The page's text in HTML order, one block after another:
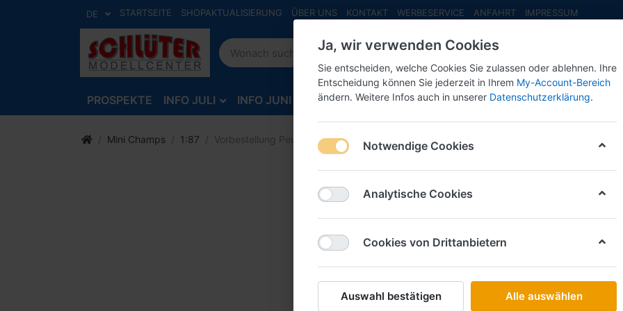
DE STARTSEITE SHOPAKTUALISIERUNG ÜBER UNS KONTAKT WERBESERVICE ANFAHRT IMPRESSUM
PROSPEKTE INFO JULI INFO JUNI INFO MAI NEU EINGETROFFEN NEUHEITEN
Mini Champs 1:87 Vorbestellung Peugeot 306 2-Türig -1998- -rot-metallic- -1:87- ***Messe Neuheit 2024***
Mini Champs
Türig -
-1:87-
2024***
Art.-Nr.
Ja, wir verwenden Cookies
Sie entscheiden, welche Cookies Sie zulassen oder ablehnen. Ihre
Entscheidung können Sie jederzeit in Ihrem My-Account-Bereich
ändern. Weitere Infos auch in unserer Datenschutzerklärung.
Notwendige Cookies
Analytische Cookies
Cookies von Drittanbietern
Auswahl bestätigen Alle auswählen